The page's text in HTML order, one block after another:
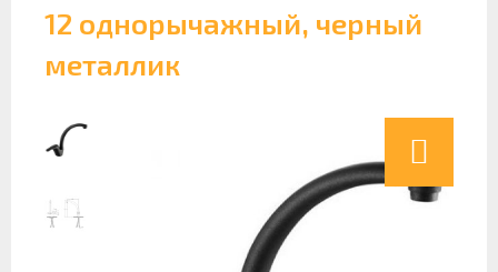
12 однорычажный, черный
металлик